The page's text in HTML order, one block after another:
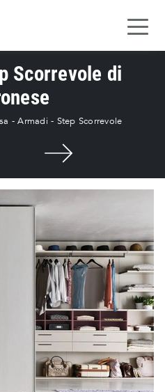
Scorrevole di
-Armadi - Step Scorrevole